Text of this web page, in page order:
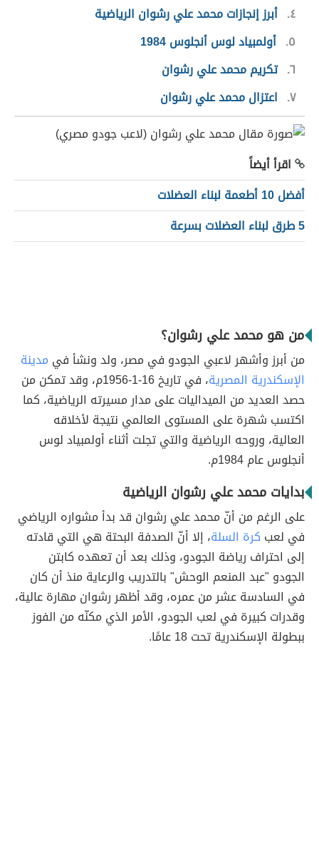
٤ أبرز إنجازات محمد علي رشوان الرياضية
٥ أولمبياد لوس أنجلوس 1984
٦ تكريم محمد علي رشوان
٧ اعتزال محمد علي رشوان
اقرأ أيضاً
أفضل 10 أطعمة لبناء العضلات
5 طرق لبناء العضلات بسرعة
من هو محمد علي رشوان؟
من أبرز وأشهر لاعبي الجودو في مصر، ولد ونشأ في مدينة
الإسكندرية المصرية
، في تاريخ 16-1-1956م، وقد تمكن من
حصد العديد من الميداليات على مدار مسيرته الرياضية، كما
اكتسب شهرة على المستوى العالمي نتيجة لأخلاقه
العالية، وروحه الرياضية والتي تجلت أثناء أولمبياد لوس
أنجلوس عام 1984م.
بدايات محمد علي رشوان الرياضية
على الرغم من أنّ محمد علي رشوان قد بدأ مشواره الرياضي
في لعب كرة السلة، إلا أنّ الصدفة البحتة هي التي قادته
إلى احتراف رياضة الجودو، وذلك بعد أن تعهده كابتن
الجودو "عبد المنعم الوحش" بالتدريب والرعاية منذ أن كان
في السادسة عشر من عمره، وقد أظهر رشوان مهارة عالية،
وقدرات كبيرة في لعب الجودو، الأمر الذي مكنّه من الفوز
ببطولة الإسكندرية تحت 18 عامًا.